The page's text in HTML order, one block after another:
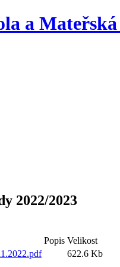
a
2022/2023
Popis Velikost
622.6 Kb